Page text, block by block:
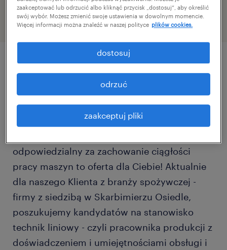
szczegóły oferty
Masz doświadczenie w pracy na produkcji
lub masz smykałkę techniczną? Jeśli chcesz
odpowiedzialny za zachowanie ciągłości
pracy maszyn to oferta dla Ciebie! Aktualnie
dla naszego Klienta z branży spożywczej -
firmy z siedzibą w Skarbimierzu Osiedle,
poszukujemy kandydatów na stanowisko
technik liniowy - czyli pracownika produkcji z
doświadczeniem i umiejętnościami obsługi i
zaakceptować lub odrzucić albo kliknąć przycisk „dostosuj”, aby określić
swój wybór. Możesz zmienić swoje ustawienia w dowolnym momencie.
Więcej informacji można znaleźć w naszej polityce plików cookies.
zaakceptuj pliki
odrzuć
dostosuj